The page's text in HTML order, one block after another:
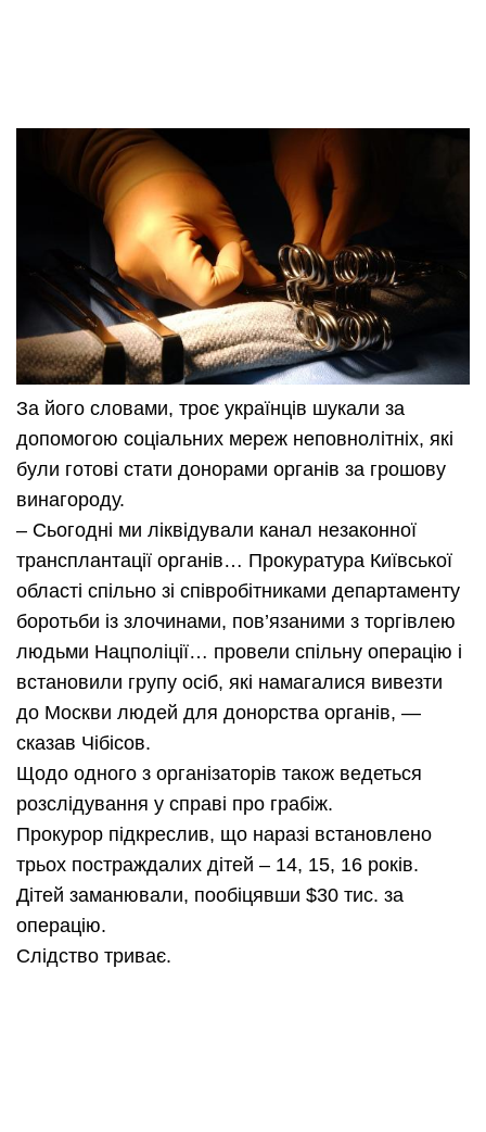
За його словами, троє українців шукали за
допомогою соціальних мереж неповнолітніх, які
були готові стати донорами органів за грошову
винагороду.
– Сьогодні ми ліквідували канал незаконної
трансплантації органів… Прокуратура Київської
області спільно зі співробітниками департаменту
боротьби із злочинами, пов’язаними з торгівлею
людьми Нацполіції… провели спільну операцію і
встановили групу осіб, які намагалися вивезти
до Москви людей для донорства органів, —
сказав Чібісов.
Щодо одного з організаторів також ведеться
розслідування у справі про грабіж.
Прокурор підкреслив, що наразі встановлено
трьох постраждалих дітей – 14, 15, 16 років.
Дітей заманювали, пообіцявши $30 тис. за
операцію.
Слідство триває.